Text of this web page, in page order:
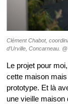
Clément Chabot,
d’Urville, Concarneau.
Le projet pour
cette maison
prototype. Et là
une vieille